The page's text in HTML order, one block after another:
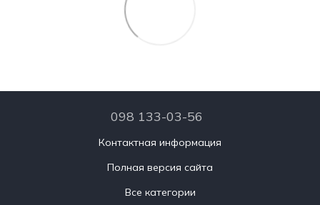
098 133-03-56
Контактная информация
Полная версия сайта
Все категории